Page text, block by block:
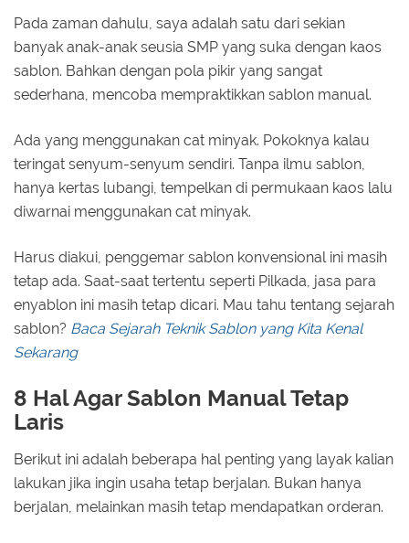
Pada zaman dahulu, saya adalah satu dari sekian
banyak anak-anak seusia SMP yang suka dengan kaos
sablon. Bahkan dengan pola pikir yang sangat
sederhana, mencoba mempraktikkan sablon manual.
Ada yang menggunakan cat minyak. Pokoknya kalau
teringat senyum-senyum sendiri. Tanpa ilmu sablon,
hanya kertas lubangi, tempelkan di permukaan kaos lalu
diwarnai menggunakan cat minyak.
Harus diakui, penggemar sablon konvensional ini masih
tetap ada. Saat-saat tertentu seperti Pilkada, jasa para
enyablon ini masih tetap dicari. Mau tahu tentang sejarah
sablon? Baca Sejarah Teknik Sablon yang Kita Kenal
Sekarang
8 Hal Agar Sablon Manual Tetap
Laris
Berikut ini adalah beberapa hal penting yang layak kalian
lakukan jika ingin usaha tetap berjalan. Bukan hanya
berjalan, melainkan masih tetap mendapatkan orderan.